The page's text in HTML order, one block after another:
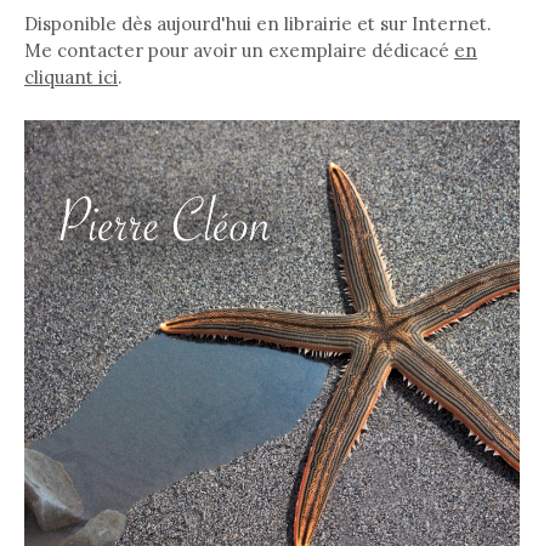
Disponible dès aujourd'hui en librairie et sur Internet.
Me contacter pour avoir un exemplaire dédicacé en
cliquant ici.